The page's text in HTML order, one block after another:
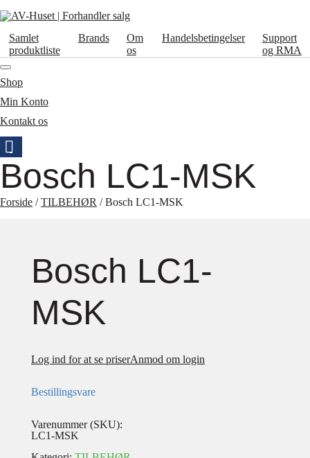
Samlet
produktliste
Brands
Om
os
Handelsbetingelser
Support
og RMA
Shop
Min Konto
Kontakt os
Bosch LC1-MSK
Forside /TILBEHØR / Bosch LC1-MSK
Bosch LC1-
MSK
Log ind for at se priserAnmod om login
Bestillingsvare
Varenummer (SKU):
LC1-MSK